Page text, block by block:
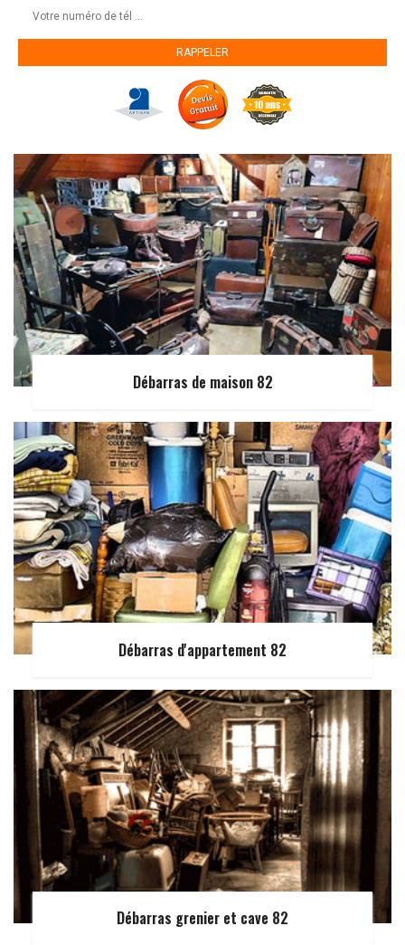
Débarras de maison 82
Débarras d'appartement 82
Débarras grenier et cave 82